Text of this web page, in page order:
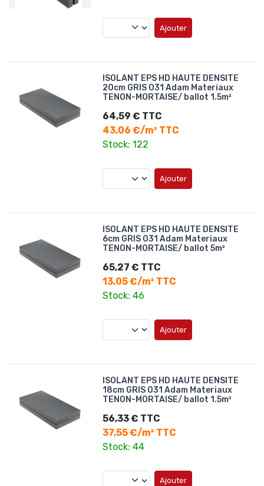
Ajouter
ISOLANT EPS HD HAUTE DENSITE
20cm GRIS 031 Adam Materiaux
TENON-MORTAISE/ ballot 1.5m²
64,59 € TTC
43,06 €/m² TTC
Stock: 122
Ajouter
ISOLANT EPS HD HAUTE DENSITE
6cm GRIS 031 Adam Materiaux
TENON-MORTAISE/ ballot 5m²
65,27 € TTC
13,05 €/m² TTC
Stock: 46
Ajouter
ISOLANT EPS HD HAUTE DENSITE
18cm GRIS 031 Adam Materiaux
TENON-MORTAISE/ ballot 1.5m²
56,33 € TTC
37,55 €/m² TTC
Stock: 44
Ajouter